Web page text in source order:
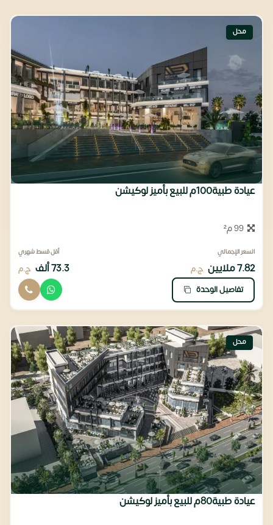
محل
عيادة طبية100م للبيع بأميز لوكيشن
السعر الإجمالي
7.82 ملايين ج.م
أقل قسط شهري
73.3 ألف ج.م
تفاصيل الوحدة
محل
عيادة طبية80م للبيع بأميز لوكيشن